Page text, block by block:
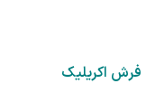
فرش اکریلیک